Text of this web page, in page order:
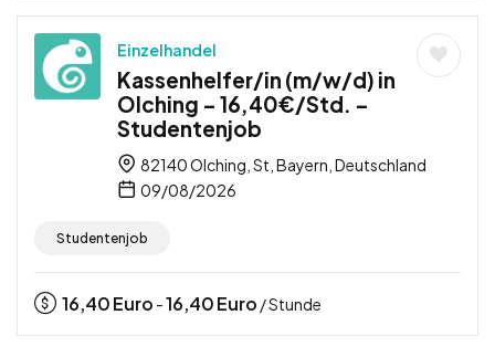
Einzelhandel
Kassenhelfer/in (m/w/d) in
Olching – 16,40€/Std. –
Studentenjob
82140 Olching, St, Bayern, Deutschland
09/08/2026
Studentenjob
16,40Euro -16,40Euro / Stunde